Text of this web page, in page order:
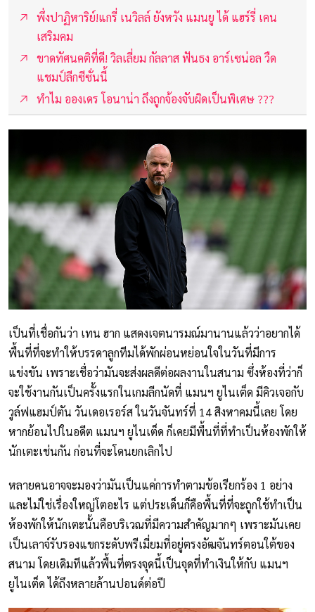
พึ่งปาฏิหาริย์!แกรี่ เนวิลล์ ยังหวัง แมนยู ได้ แฮร์รี่ เคน
เสริมคม
ขาดทัศนคติที่ดี! วิลเลี่ยม กัลลาส ฟันธง อาร์เซน่อล วืด
แชมป์ลีกซีซั่นนี้
ทำไม อองเดร โอนาน่า ถึงถูกจ้องจับผิดเป็นพิเศษ ???
เป็นที่เชื่อกันว่า เทน ฮาก แสดงเจตนารมณ์มานานแล้วว่าอยากได้
พื้นที่ที่จะทำให้บรรดาลูกทีมได้พักผ่อนหย่อนใจในวันที่มีการ
แข่งขัน เพราะเชื่อว่ามันจะส่งผลดีต่อผลงานในสนาม ซึ่งห้องที่ว่าก็
จะใช้งานกันเป็นครั้งแรกในเกมลีกนัดที่ แมนฯ ยูไนเต็ด มีคิวเจอกับ
วูล์ฟแฮมป์ตัน วันเดอเรอร์ส ในวันจันทร์ที่ 14 สิงหาคมนี้เลย โดย
หากย้อนไปในอดีต แมนฯ ยูไนเต็ด ก็เคยมีพื้นที่ที่ทำเป็นห้องพักให้
นักเตะเช่นกัน ก่อนที่จะโดนยกเลิกไป
หลายคนอาจจะมองว่ามันเป็นแค่การทำตามข้อเรียกร้อง 1 อย่าง
และไม่ใช่เรื่องใหญ่โตอะไร แต่ประเด็นก็คือพื้นที่ที่จะถูกใช้ทำเป็น
ห้องพักให้นักเตะนั้นคือบริเวณที่มีความสำคัญมากๆ เพราะมันเคย
เป็นเลาจ์รับรองแขกระดับพรีเมี่ยมที่อยู่ตรงอัฒจันทร์ตอนใต้ของ
สนาม โดยเดิมทีแล้วพื้นที่ตรงจุดนี้เป็นจุดที่ทำเงินให้กับ แมนฯ
ยูไนเต็ด ได้ถึงหลายล้านปอนด์ต่อปี